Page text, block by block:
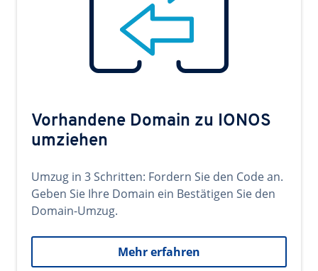
Vorhandene Domain zu IONOS
umziehen
Umzug in 3 Schritten: Fordern Sie den Code an.
Geben Sie Ihre Domain ein Bestätigen Sie den
Domain-Umzug.
Mehr erfahren